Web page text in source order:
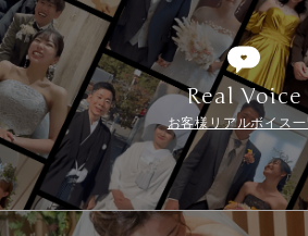
Real Voice
お客様リアルボイス